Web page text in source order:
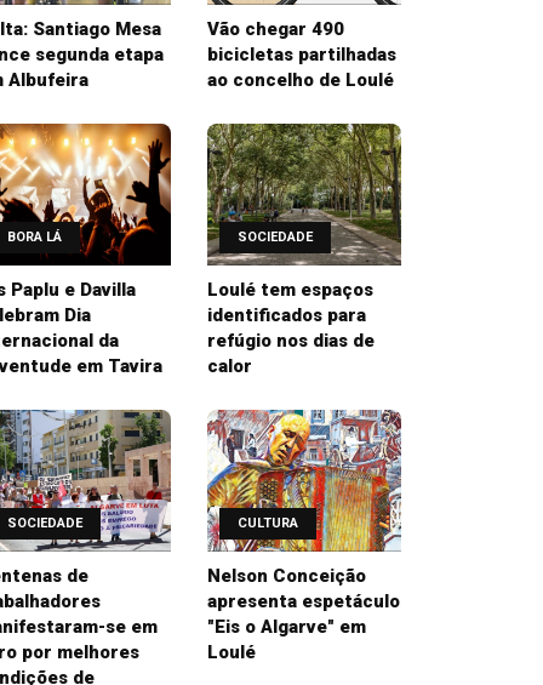
Santiago Mesa
segunda etapa
Albufeira
Vão chegar 490
bicicletas partilhadas
ao concelho de Loulé
BORA LÁ
Paplu e Davilla
Dia
da
em Tavira
SOCIEDADE
Loulé tem espaços
identificados para
refúgio nos dias de
calor
SOCIEDADE
de
se em
por melhores
de
CULTURA
Nelson Conceição
apresenta espetáculo
"Eis o Algarve" em
Loulé